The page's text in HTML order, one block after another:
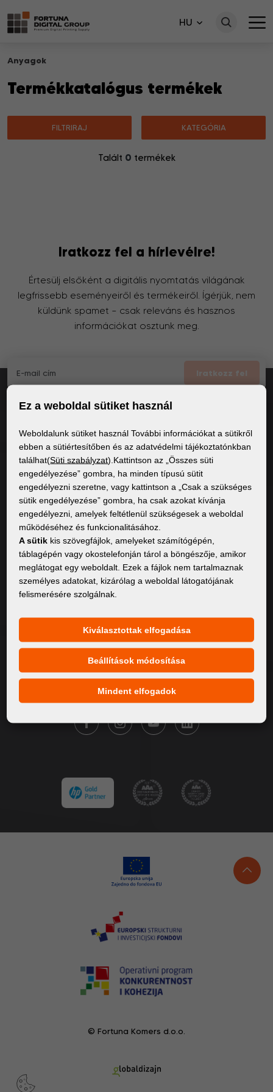
HU
Anyagok
Termékkatalógus termékek
FILTRIRAJ KATEGÓRIA
Talált 0 termékek
Iratkozz fel a hírlevélre!
Értesülj elsőként a digitális nyomtatás világának
legfrissebb eseményeiről és termékeiről. Ígérjük, nem
küldünk spamet – csak releváns és hasznos
információkat osztunk meg.
Iratkozz fel
Elfogadoma GDPR általános feltételei
ÁLTALÁNOS INFORMÁCIÓK
Adatvédelmi irányelvek
Sütiszabályzat
TARTALOM
Rólunk
Termékek
Márkáink
Kapcsolat
KÖVESSE A FORTUNA DIGITAL GROUP
© Fortuna Komers d.o.o.
Ez a weboldal sütiket használ
Weboldalunk sütiket használ További információkat a sütikről
ebben a sütiértesítőben és az adatvédelmi tájékoztatónkban
találhat(Süti szabályzat).Kattintson az „Összes süti
engedélyezése” gombra, ha minden típusú sütit
engedélyezni szeretne, vagy kattintson a „Csak a szükséges
sütik engedélyezése” gombra, ha csak azokat kívánja
engedélyezni, amelyek feltétlenül szükségesek a weboldal
működéséhez és funkcionalitásához.
A sütik kis szövegfájlok, amelyeket számítógépén,
táblagépén vagy okostelefonján tárol a böngészője, amikor
meglátogat egy weboldalt. Ezek a fájlok nem tartalmaznak
személyes adatokat, kizárólag a weboldal látogatójának
felismerésére szolgálnak.
Kiválasztottak elfogadása
Beállítások módosítása
Mindent elfogadok